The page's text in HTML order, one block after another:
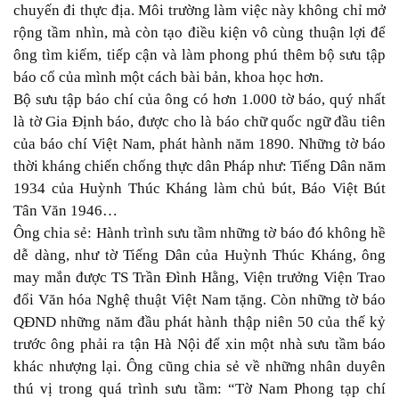
chuyến đi thực địa. Môi trường làm việc này không chỉ mở
rộng tầm nhìn, mà còn tạo điều kiện vô cùng thuận lợi để
ông tìm kiếm, tiếp cận và làm phong phú thêm bộ sưu tập
báo cổ của mình một cách bài bản, khoa học hơn.
Bộ sưu tập báo chí của ông có hơn 1.000 tờ báo, quý nhất
là tờ Gia Định báo, được cho là báo chữ quốc ngữ đầu tiên
của báo chí Việt Nam, phát hành năm 1890. Những tờ báo
thời kháng chiến chống thực dân Pháp như: Tiếng Dân năm
1934 của Huỳnh Thúc Kháng làm chủ bút, Báo Việt Bút
Tân Văn 1946…
Ông chia sẻ: Hành trình sưu tầm những tờ báo đó không hề
dễ dàng, như tờ Tiếng Dân của Huỳnh Thúc Kháng, ông
may mắn được TS Trần Đình Hằng, Viện trưởng Viện Trao
đổi Văn hóa Nghệ thuật Việt Nam tặng. Còn những tờ báo
QĐND những năm đầu phát hành thập niên 50 của thế kỷ
trước ông phải ra tận Hà Nội để xin một nhà sưu tầm báo
khác nhượng lại. Ông cũng chia sẻ về những nhân duyên
thú vị trong quá trình sưu tầm: “Tờ Nam Phong tạp chí